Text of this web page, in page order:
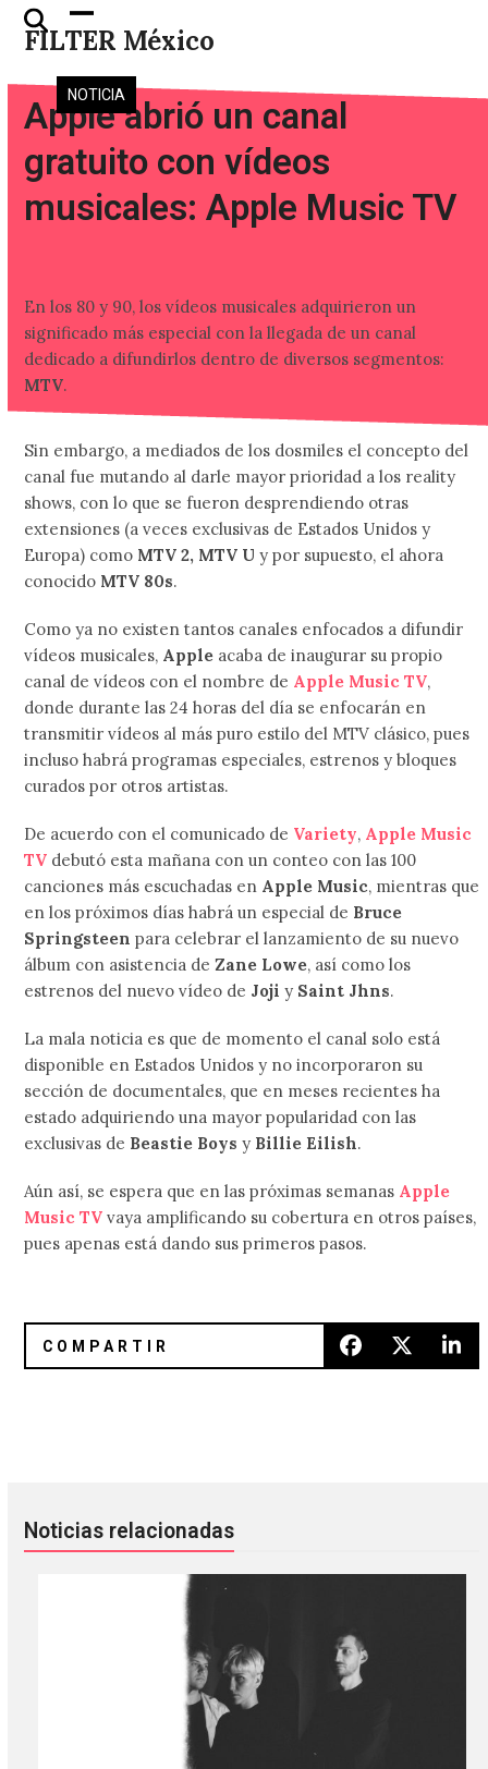
Skip
FILTER México
Open
mobile
menu
Close
mobile
menu
NOTICIA
Apple abrió un canal
gratuito con vídeos
musicales: Apple Music TV
En los 80 y 90, los vídeos musicales adquirieron un
significado más especial con la llegada de un canal
dedicado a difundirlos dentro de diversos segmentos:
MTV.
Sin embargo, a mediados de los dosmiles el concepto del
canal fue mutando al darle mayor prioridad a los reality
shows, con lo que se fueron desprendiendo otras
extensiones (a veces exclusivas de Estados Unidos y
Europa) como MTV 2, MTV Uy por supuesto, el ahora
conocido MTV 80s.
Como ya no existen tantos canales enfocados a difundir
vídeos musicales, Apple acaba de inaugurar su propio
canal de vídeos con el nombre de Apple Music TV,
donde durante las 24 horas del día se enfocarán en
transmitir vídeos al más puro estilo del MTV clásico, pues
incluso habrá programas especiales, estrenos y bloques
curados por otros artistas.
De acuerdo con el comunicado de Variety, Apple Music
TV debutó esta mañana con un conteo con las 100
canciones más escuchadas en Apple Music, mientras que
en los próximos días habrá un especial de Bruce
Springsteen para celebrar el lanzamiento de su nuevo
álbum con asistencia de Zane Lowe, así como los
estrenos del nuevo vídeo de Joji y Saint Jhns.
La mala noticia es que de momento el canal solo está
disponible en Estados Unidos y no incorporaron su
sección de documentales, que en meses recientes ha
estado adquiriendo una mayor popularidad con las
exclusivas de Beastie Boysy Billie Eilish.
Aún así, se espera que en las próximas semanas Apple
Music TV vaya amplificando su cobertura en otros países,
pues apenas está dando sus primeros pasos.
Noticias relacionadas